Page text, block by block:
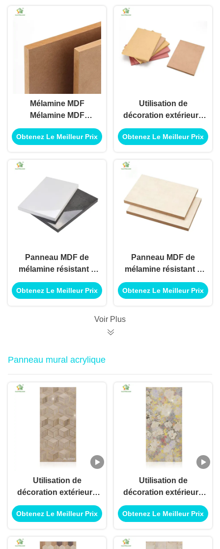
bâtiments Application
Utilisation
décoration extérieure
Mélamine MDF
Mélamine MDF
Conseil Décoration
extérieure intérieure
Utilisation
Obtenez Le Meilleur Prix
Utilisation de
décoration extérieure
intérieure de panneau
de forces de défense
mélamine de forces
de défense principale
pour l'utilisation
d'application de
construction de
bâtiments
Obtenez Le Meilleur Prix
Panneau MDF de
mélamine résistant à
l'humidité MDF, pour
décoration intérieure
Obtenez Le Meilleur Prix
Panneau MDF de
mélamine résistant à
l'humidité MDF, pour
décoration intérieure
Obtenez Le Meilleur Prix
Voir Plus
Panneau mural acrylique
Utilisation de
décoration extérieure
intérieure de panneau
de panneau de mur
l'utilisation
Obtenez Le Meilleur Prix
Utilisation de
décoration extérieure
intérieure de panneau
de panneau de mur
l'utilisation
Obtenez Le Meilleur Prix